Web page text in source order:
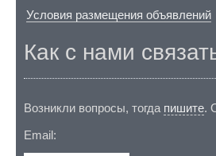
Условия размещения объявлений
Как с нами
Возникли вопросы, тогда пишите.
Email: